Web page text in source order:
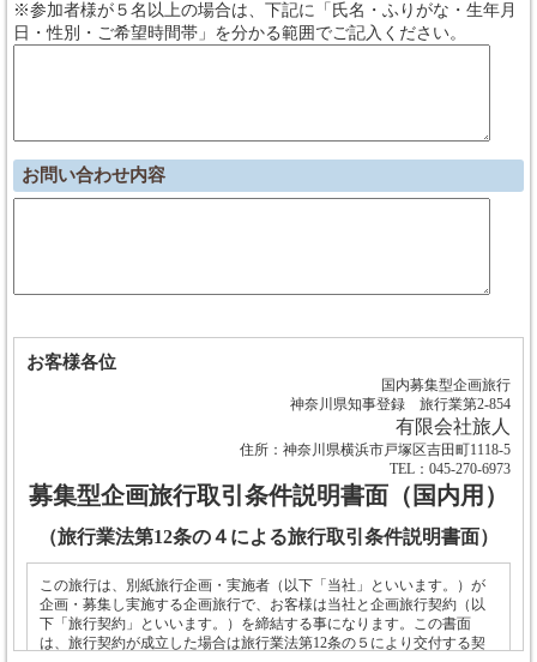
※参加者様が５名以上の場合は、下記に「氏名・ふりがな・生年月
日・性別・ご希望時間帯」を分かる範囲でご記入ください。
お問い合わせ内容
お客様各位
国内募集型企画旅行
神奈川県知事登録 旅行業第2-854
有限会社旅人
住所：神奈川県横浜市戸塚区吉田町1118-5
TEL：045-270-6973
募集型企画旅行取引条件説明書面（国内用）
（旅行業法第12条の４による旅行取引条件説明書面）
この旅行は、別紙旅行企画・実施者（以下「当社」といいます。）が
企画・募集し実施する企画旅行で、お客様は当社と企画旅行契約（以
下「旅行契約」といいます。）を締結する事になります。この書面
は、旅行契約が成立した場合は旅行業法第12条の５により交付する契